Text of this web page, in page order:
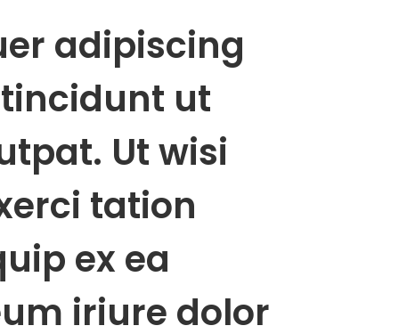
adipiscing
ut
Ut wisi
tation
ex ea
iriure dolor